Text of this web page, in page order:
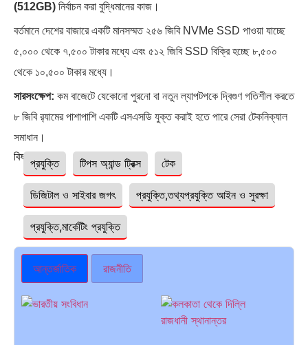
(512GB) নির্বাচন করা বুদ্ধিমানের কাজ।
বর্তমানে দেশের বাজারে একটি মানসম্মত ২৫৬ জিবি NVMe SSD পাওয়া যাচ্ছে
৫,০০০ থেকে ৭,৫০০ টাকার মধ্যে এবং ৫১২ জিবি SSD বিক্রি হচ্ছে ৮,৫০০
থেকে ১০,৫০০ টাকার মধ্যে।
সারসংক্ষেপ: কম বাজেটে যেকোনো পুরনো বা নতুন ল্যাপটপকে দ্বিগুণ গতিশীল করতে
৮ জিবি র‍্যামের পাশাপাশি একটি এসএসডি যুক্ত করাই হতে পারে সেরা টেকনিক্যাল
সমাধান।
বিষয়ঃ প্রযুক্তি টিপস অ্যান্ড ট্রিক্স টেক
ডিজিটাল ও সাইবার জগৎ প্রযুক্তি,তথ্যপ্রযুক্তি আইন ও সুরক্ষা
প্রযুক্তি,মার্কেটিং প্রযুক্তি
আন্তর্জাতিক রাজনীতি